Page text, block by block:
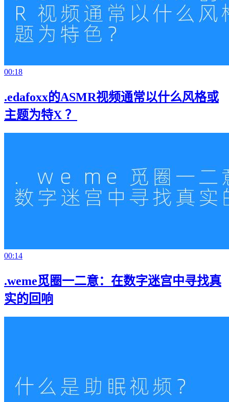
00:18
.edafoxx的ASMR视频通常以什么风格或
主题为特X ？
00:14
.weme觅圈一二意：在数字迷宫中寻找真
实的回响